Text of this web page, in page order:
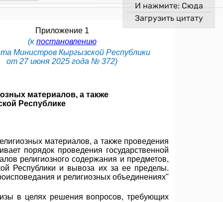
И нажмите: Сюда
Загрузить цитату